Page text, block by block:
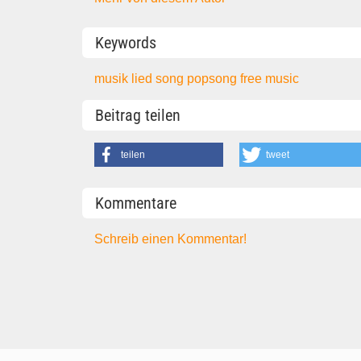
Keywords
musik liedsong popsongfree music
Beitrag teilen
teilen tweet
Kommentare
Schreib einen Kommentar!